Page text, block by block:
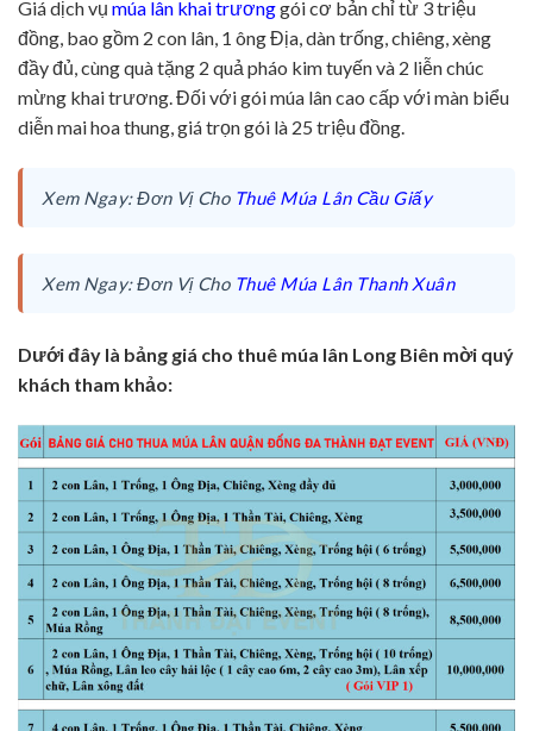
Giá dịch vụ múa lân khai trươnggói cơ bản chỉ từ 3 triệu
đồng, bao gồm 2 con lân, 1 ông Địa, dàn trống, chiêng, xèng
đầy đủ, cùng quà tặng 2 quả pháo kim tuyến và 2 liễn chúc
mừng khai trương. Đối với gói múa lân cao cấp với màn biểu
diễn mai hoa thung, giá trọn gói là 25 triệu đồng.
Xem Ngay: Đơn Vị Cho Thuê Múa Lân Cầu Giấy
Xem Ngay: Đơn Vị Cho Thuê Múa Lân Thanh Xuân
Dưới đây là bảng giá cho thuê múa lân Long Biên mời quý
khách tham khảo: